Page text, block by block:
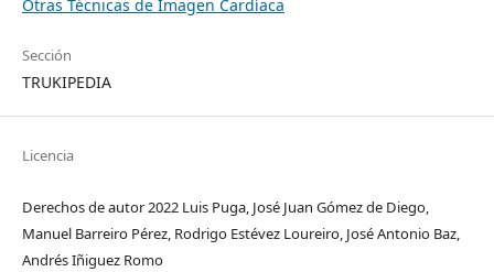
Otras Técnicas de Imagen Cardíaca
Sección
TRUKIPEDIA
Licencia
Derechos de autor 2022 Luis Puga, José Juan Gómez de Diego,
Manuel Barreiro Pérez, Rodrigo Estévez Loureiro, José Antonio Baz,
Andrés Iñiguez Romo